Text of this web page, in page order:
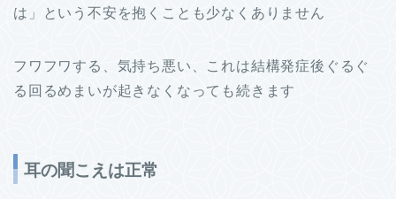
は」という不安を抱くことも少なくありません
フワフワする、気持ち悪い、これは結構発症後ぐるぐ
る回るめまいが起きなくなっても続きます
耳の聞こえは正常